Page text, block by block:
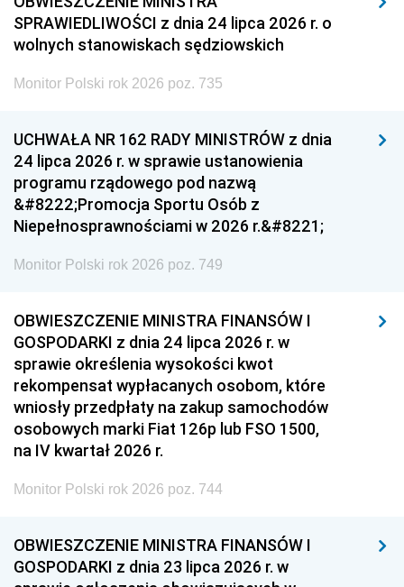
SPRAWIEDLIWOŚCI z dnia 24 lipca 2026 r. o
wolnych stanowiskach sędziowskich
Monitor Polski rok 2026 poz. 735
UCHWAŁA NR 162 RADY MINISTRÓW z dnia
24 lipca 2026 r. w sprawie ustanowienia
programu rządowego pod nazwą
&#8222;Promocja Sportu Osób z
Niepełnosprawnościami w 2026 r.&#8221;
Monitor Polski rok 2026 poz. 749
OBWIESZCZENIE MINISTRA FINANSÓW I
GOSPODARKI z dnia 24 lipca 2026 r. w
sprawie określenia wysokości kwot
rekompensat wypłacanych osobom, które
wniosły przedpłaty na zakup samochodów
osobowych marki Fiat 126p lub FSO 1500,
na IV kwartał 2026 r.
Monitor Polski rok 2026 poz. 744
OBWIESZCZENIE MINISTRA FINANSÓW I
GOSPODARKI z dnia 23 lipca 2026 r. w